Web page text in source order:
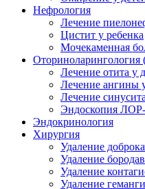
Нефрология
Лечение
Цистит у ребенка
Мочекаменная
Лечение отита у
Лечение ангины
Лечение
Эндоскопия ЛОР-
Эндокринология
Хирургия
Удаление
Удаление
Удаление
Удаление